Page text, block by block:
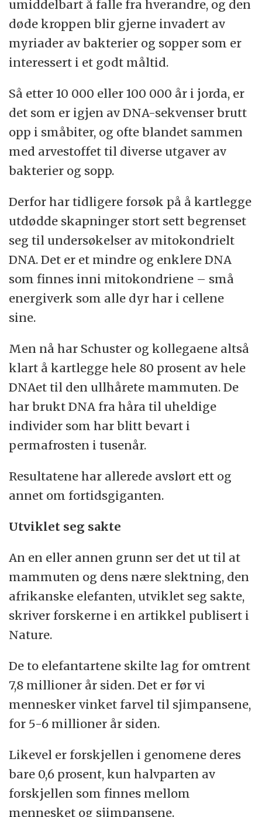
umiddelbart å falle fra hverandre, og den
døde kroppen blir gjerne invadert av
myriader av bakterier og sopper som er
interessert i et godt måltid.
Så etter 10 000 eller 100 000 år i jorda, er
det som er igjen av DNA-sekvenser brutt
opp i småbiter, og ofte blandet sammen
med arvestoffet til diverse utgaver av
bakterier og sopp.
Derfor har tidligere forsøk på å kartlegge
utdødde skapninger stort sett begrenset
seg til undersøkelser av mitokondrielt
DNA. Det er et mindre og enklere DNA
som finnes inni mitokondriene – små
energiverk som alle dyr har i cellene
sine.
Men nå har Schuster og kollegaene altså
klart å kartlegge hele 80 prosent av hele
DNAet til den ullhårete mammuten. De
har brukt DNA fra håra til uheldige
individer som har blitt bevart i
permafrosten i tusenår.
Resultatene har allerede avslørt ett og
annet om fortidsgiganten.
Utviklet seg sakte
An en eller annen grunn ser det ut til at
mammuten og dens nære slektning, den
afrikanske elefanten, utviklet seg sakte,
skriver forskerne i en artikkel publisert i
Nature.
De to elefantartene skilte lag for omtrent
7,8 millioner år siden. Det er før vi
mennesker vinket farvel til sjimpansene,
for 5-6 millioner år siden.
Likevel er forskjellen i genomene deres
bare 0,6 prosent, kun halvparten av
forskjellen som finnes mellom
mennesket og sjimpansene.